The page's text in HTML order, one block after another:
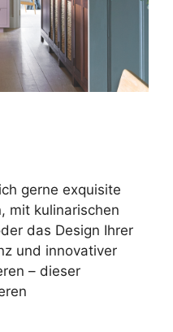
gerne exquisite
mit kulinarischen
das Design Ihrer
und innovativer
– dieser